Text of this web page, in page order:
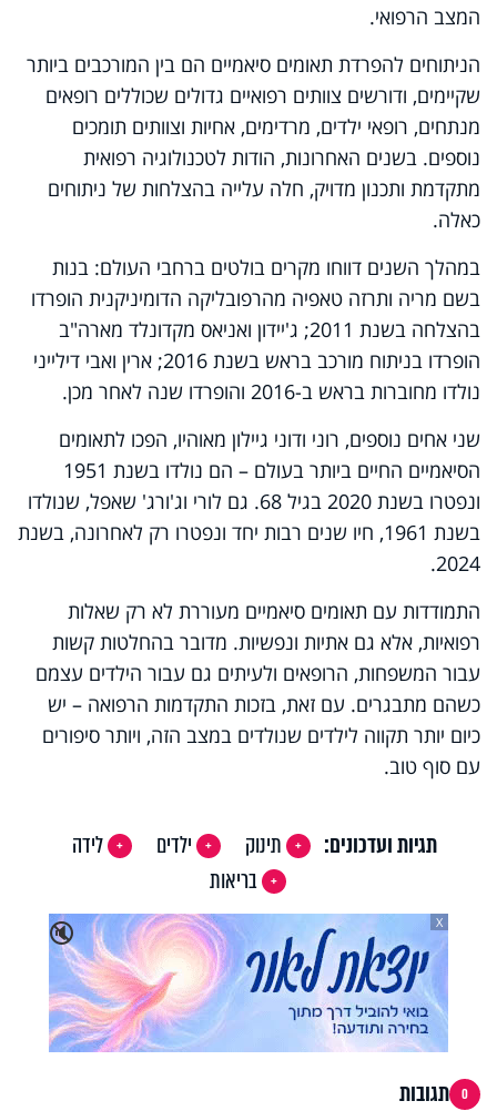
המצב הרפואי.
הניתוחים להפרדת תאומים סיאמיים הם בין המורכבים ביותר
שקיימים, ודורשים צוותים רפואיים גדולים שכוללים רופאים
מנתחים, רופאי ילדים, מרדימים, אחיות וצוותים תומכים
נוספים. בשנים האחרונות, הודות לטכנולוגיה רפואית
מתקדמת ותכנון מדויק, חלה עלייה בהצלחות של ניתוחים
כאלה.
במהלך השנים דווחו מקרים בולטים ברחבי העולם: בנות
בשם מריה ותרזה טאפיה מהרפובליקה הדומיניקנית הופרדו
בהצלחה בשנת 2011; ג'יידון ואניאס מקדונלד מארה"ב
הופרדו בניתוח מורכב בראש בשנת 2016; ארין ואבי דילייני
נולדו מחוברות בראש ב-2016 והופרדו שנה לאחר מכן.
שני אחים נוספים, רוני ודוני גיילון מאוהיו, הפכו לתאומים
הסיאמיים החיים ביותר בעולם – הם נולדו בשנת 1951
ונפטרו בשנת 2020 בגיל 68. גם לורי וג'ורג' שאפל, שנולדו
בשנת 1961, חיו שנים רבות יחד ונפטרו רק לאחרונה, בשנת
2024.
התמודדות עם תאומים סיאמיים מעוררת לא רק שאלות
רפואיות, אלא גם אתיות ונפשיות. מדובר בהחלטות קשות
עבור המשפחות, הרופאים ולעיתים גם עבור הילדים עצמם
כשהם מתבגרים. עם זאת, בזכות התקדמות הרפואה – יש
כיום יותר תקווה לילדים שנולדים במצב הזה, ויותר סיפורים
עם סוף טוב.
תגיות ועדכונים: תינוק ילדים
לידה
בריאות
🔇
X
0 תגובות